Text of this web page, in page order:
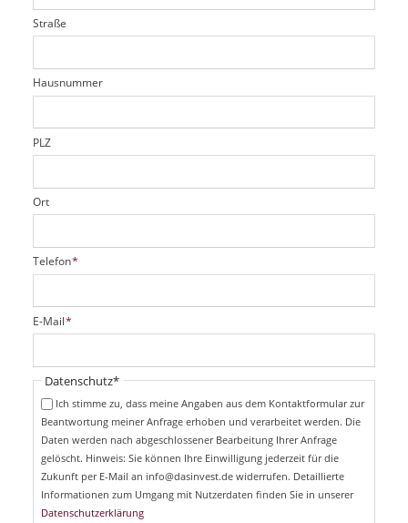
t
r
l
d
t
f
d
i
c
t
f
e
d
Straße
Hausnummer
PLZ
Ort
P
f
i
c
t
f
Telefon*
P
f
i
E-Mail*
Pflichtfeld
Datenschutz*
Ich stimme zu, dass meine Angaben aus dem Kontaktformular zur
Beantwortung meiner Anfrage erhoben und verarbeitet werden. Die
Daten werden nach abgeschlossener Bearbeitung Ihrer Anfrage
gelöscht. Hinweis: Sie können Ihre Einwilligung jederzeit für die
Zukunft per E-Mail an info@dasinvest.de widerrufen. Detaillierte
Informationen zum Umgang mit Nutzerdaten finden Sie in unserer
Datenschutzerklärung